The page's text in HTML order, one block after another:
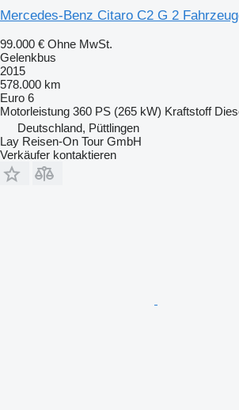
Mercedes-Benz Citaro C2 G 2
99.000 € Ohne MwSt.
Gelenkbus
2015
578.000 km
Euro 6
Motorleistung 360 PS (265 kW) Kraftstoff
Deutschland, Püttlingen
Lay Reisen-On Tour GmbH
Verkäufer kontaktieren